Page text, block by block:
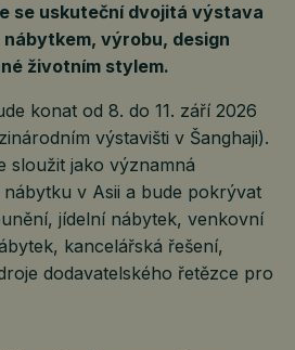
se uskuteční dvojitá výstava
výrobu, design
životním stylem.
konat od 8. do 11. září 2026
výstavišti v Šanghaji).
sloužit jako významná
v Asii a bude pokrývat
jídelní nábytek, venkovní
kancelářská řešení,
dodavatelského řetězce pro